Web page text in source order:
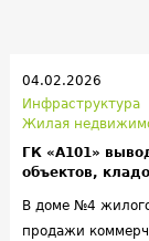
04.02.2026
Инфраструктура
Жилая
ГК «А101»
объектов,
В доме №4
продажи